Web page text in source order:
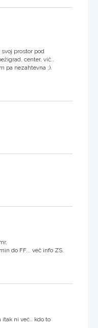
prostor pod
center, vič..
pa nezahtevna ;).
do FF... več info ZS.
ni več.. kdo to